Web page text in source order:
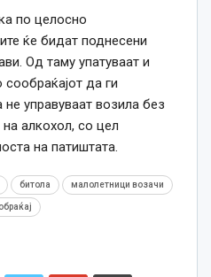
по целосно
ќе бидат поднесени
Од таму упатуваат и
да ги
управуваат возила без
алкохол, со цел
на патиштата.
битола малолетници возачи